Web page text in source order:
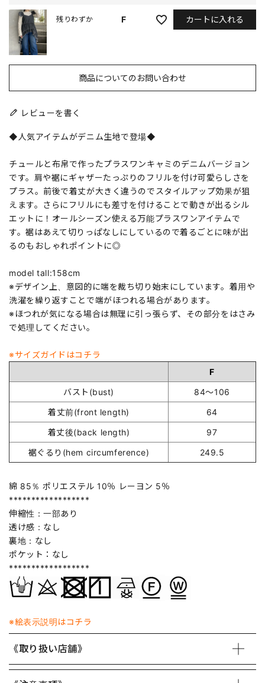
F
残りわずか カートに入れる
商品についてのお問い合わせ
レビューを書く
◆人気アイテムがデニム生地で登場◆
チュールと布帛で作ったプラスワンキャミのデニムバージョン
です。肩や裾にギャザーたっぷりのフリルを付け可愛らしさを
プラス。前後で着丈が大きく違うのでスタイルアップ効果が狙
えます。さらにフリルにも差寸を付けることで動きが出るシル
エットに！オールシーズン使える万能プラスワンアイテムで
す。裾はあえて切りっぱなしにしているので着るごとに味が出
るのもおしゃれポイントに◎
model tall:158cm
※デザイン上、意図的に端を裁ち切り始末にしています。着用や
洗濯を繰り返すことで端がほつれる場合があります。
※ほつれが気になる場合は無理に引っ張らず、その部分をはさみ
で処理してください。
※サイズガイドはコチラ
F
バスト(bust)
84～106
着丈前(front length)
64
着丈後(back length)
97
裾ぐるり(hem circumference)
249.5
綿 85％ ポリエステル 10％ レーヨン 5％
******************
伸縮性：一部あり
透け感：なし
裏地：なし
ポケット：なし
******************
※絵表示説明はコチラ
《取り扱い店舗》